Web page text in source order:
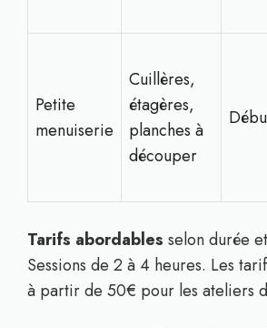
Petite
menuiserie
Cuillères,
étagères,
planches à
découper
Tarifs abordables selon durée
Sessions de 2 à 4 heures. Les
à partir de 50€ pour les ateliers